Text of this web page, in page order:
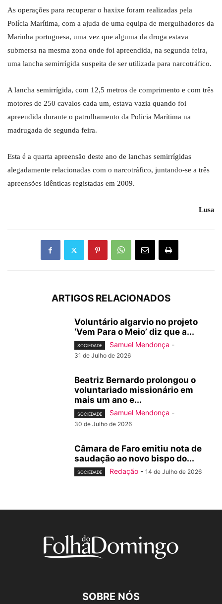
As operações para recuperar o haxixe foram realizadas pela
Polícia Marítima, com a ajuda de uma equipa de mergulhadores da
Marinha portuguesa, uma vez que alguma da droga estava
submersa na mesma zona onde foi apreendida, na segunda feira,
uma lancha semirrígida suspeita de ser utilizada para narcotráfico.
A lancha semirrígida, com 12,5 metros de comprimento e com três
motores de 250 cavalos cada um, estava vazia quando foi
apreendida durante o patrulhamento da Polícia Marítima na
madrugada de segunda feira.
Esta é a quarta apreensão deste ano de lanchas semirrígidas
alegadamente relacionadas com o narcotráfico, juntando-se a três
apreensões idênticas registadas em 2009.
Lusa
ARTIGOS RELACIONADOS
Voluntário algarvio no projeto
‘Vem Para o Meio’ diz que a...
SOCIEDADE Samuel Mendonça -
31 de Julho de 2026
Beatriz Bernardo prolongou o
voluntariado missionário em
mais um ano e...
SOCIEDADE Samuel Mendonça -
30 de Julho de 2026
Câmara de Faro emitiu nota de
saudação ao novo bispo do...
SOCIEDADE Redação - 14 de Julho de 2026
SOBRE NÓS